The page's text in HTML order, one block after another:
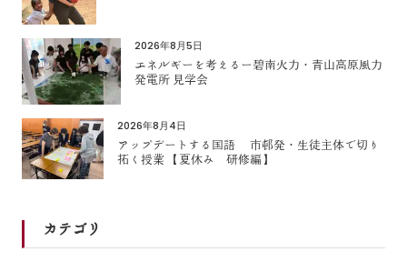
2026年8月5日
エネルギーを考えるー碧南火力・青山高原風力
発電所 見学会
2026年8月4日
アップデートする国語 市邨発・生徒主体で切り
拓く授業 【夏休み 研修編】
カテゴリ